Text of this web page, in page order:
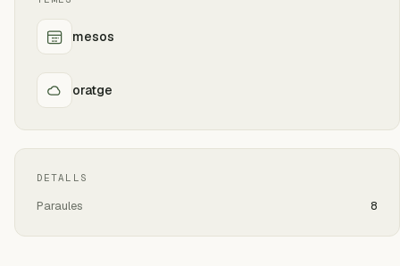
mesos
oratge
DETALLS
Paraules 8